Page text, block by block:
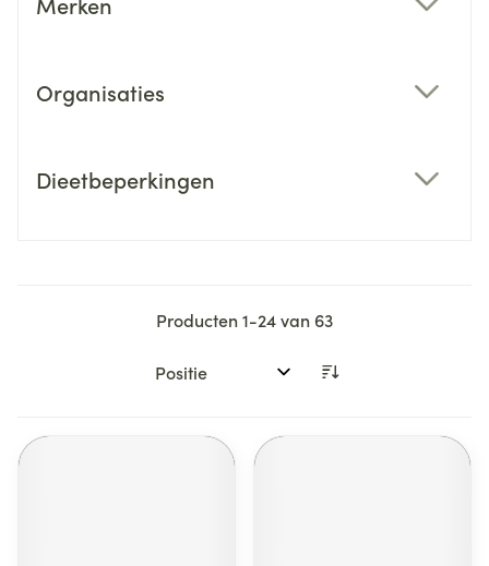
Organisaties
Dieetbeperkingen
Producten1-24van 63
Sorteer op: